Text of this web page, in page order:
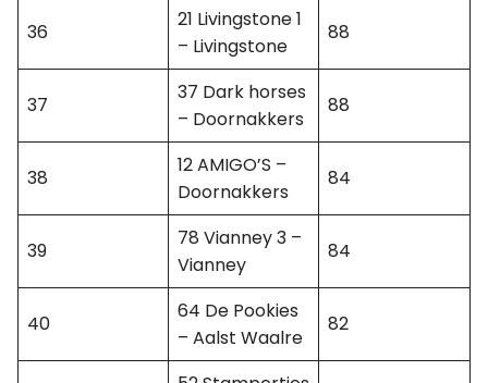
36
21 Livingstone 1
– Livingstone
88
37
37 Dark horses
– Doornakkers
88
38
12 AMIGO’S –
Doornakkers
84
39
78 Vianney 3 –
Vianney
84
40
64 De Pookies
– Aalst Waalre
82